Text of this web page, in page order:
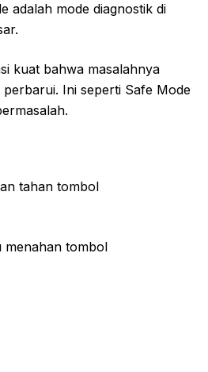
adalah mode diagnostik di
kuat bahwa masalahnya
Ini seperti Safe Mode
tahan tombol
menahan tombol